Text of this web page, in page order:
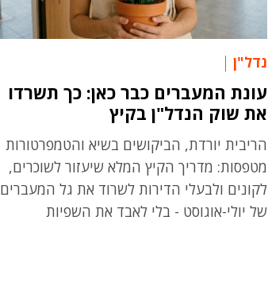
נדל"ן
עונת המעברים כבר כאן: כך תשרדו
את שוק הנדל"ן בקיץ
הריבית יורדת, הביקושים בשיא והטמפרטורות
מטפסות: מדריך הקיץ המלא שיעזור לשוכרים,
לקונים ולבעלי הדירות לשרוד את גל המעברים
של יולי-אוגוסט - בלי לאבד את השפיות